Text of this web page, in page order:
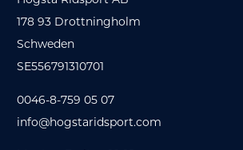
178 93 Drottningholm
Schweden
SE556791310701
0046-8-759 05 07
info@hogstaridsport.com